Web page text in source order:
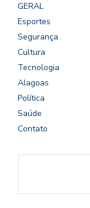
GERAL
Esportes
Segurança
Cultura
Tecnologia
Alagoas
Política
Saúde
Contato